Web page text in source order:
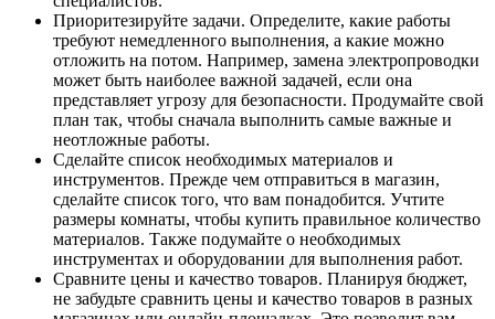
Приоритезируйте задачи. Определите, какие работы
требуют немедленного выполнения, а какие можно
отложить на потом. Например, замена электропроводки
может быть наиболее важной задачей, если она
представляет угрозу для безопасности. Продумайте свой
план так, чтобы сначала выполнить самые важные и
неотложные работы.
Сделайте список необходимых материалов и
инструментов. Прежде чем отправиться в магазин,
сделайте список того, что вам понадобится. Учтите
размеры комнаты, чтобы купить правильное количество
материалов. Также подумайте о необходимых
инструментах и оборудовании для выполнения работ.
Сравните цены и качество товаров. Планируя бюджет,
не забудьте сравнить цены и качество товаров в разных